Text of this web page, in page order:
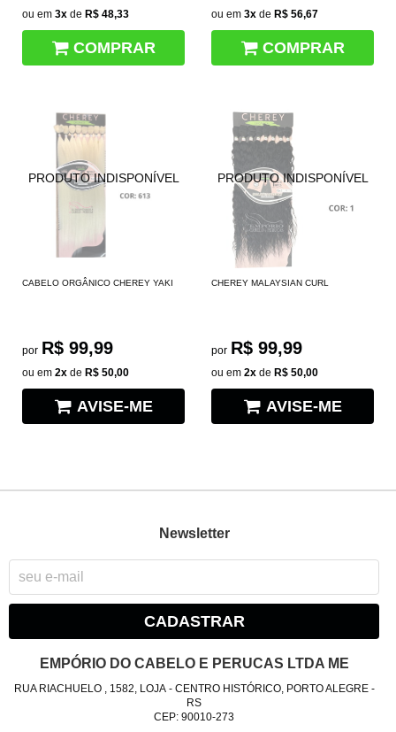
ou em 3x de R$ 48,33
COMPRAR
ou em 3x de R$ 56,67
COMPRAR
CABELO ORGÂNICO CHEREY YAKI
por R$ 99,99
ou em 2x de R$ 50,00
AVISE-ME
CHEREY MALAYSIAN CURL
por R$ 99,99
ou em 2x de R$ 50,00
AVISE-ME
Newsletter
CADASTRAR
EMPÓRIO DO CABELO E PERUCAS LTDA ME
RUA RIACHUELO , 1582, LOJA- CENTRO HISTÓRICO, PORTO ALEGRE-
RS
CEP: 90010-273